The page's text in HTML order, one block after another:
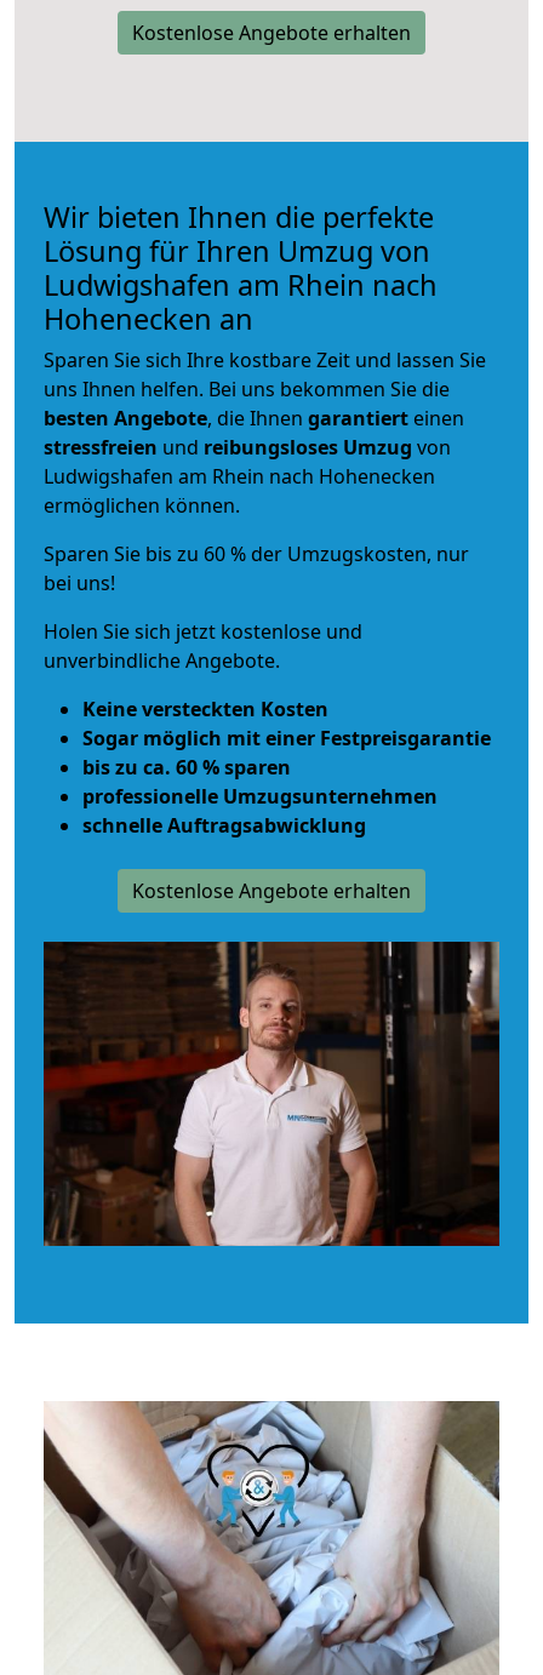
Kostenlose Angebote erhalten
Wir bieten Ihnen die perfekte
Lösung für Ihren Umzug von
Ludwigshafen am Rhein nach
Hohenecken an
Sparen Sie sich Ihre kostbare Zeit und lassen Sie
uns Ihnen helfen. Bei uns bekommen Sie die
besten Angebote, die Ihnen garantiert einen
stressfreien und reibungsloses Umzug von
Ludwigshafen am Rhein nach Hohenecken
ermöglichen können.
Sparen Sie bis zu 60 % der Umzugskosten, nur
bei uns!
Holen Sie sich jetzt kostenlose und
unverbindliche Angebote.
Keine versteckten Kosten
Sogar möglich mit einer Festpreisgarantie
bis zu ca. 60 % sparen
professionelle Umzugsunternehmen
schnelle Auftragsabwicklung
Kostenlose Angebote erhalten